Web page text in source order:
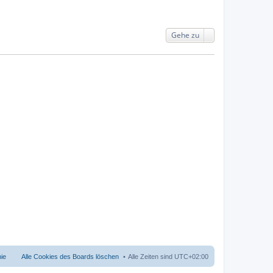
Gehe zu
Alle Zeiten sind UTC+02:00
Alle Cookies des Boards löschen